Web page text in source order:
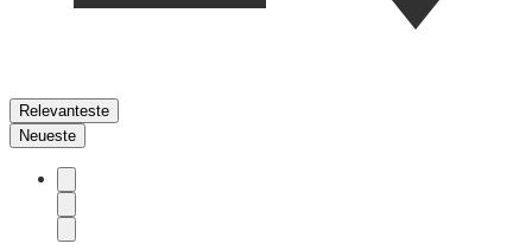
Relevanteste
Neueste